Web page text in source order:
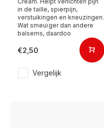
in de taille, spierpijn,
verstuikingen en kneuzingen.
Wat smeuïger dan andere
balsems, daardoo
€2,50
Vergelijk